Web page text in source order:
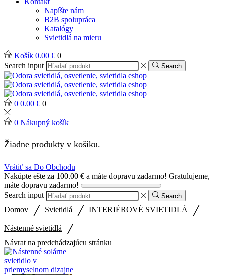
Napíšte nám
B2B spolupráca
Katalógy
Svietidlá na mieru
Košík 0.00 € 0
Search input
Search
0 0.00 € 0
0 Nákupný košík
Žiadne produkty v košíku.
Vrátiť sa Do Obchodu
Nakúpte ešte za 100.00 € a máte dopravu zadarmo! Gratulujeme,
máte dopravu zadarmo!
Search input
Search
Domov / Svietidlá / INTERIÉROVÉ SVIETIDLÁ /
Nástenné svietidlá /
Návrat na predchádzajúcu stránku